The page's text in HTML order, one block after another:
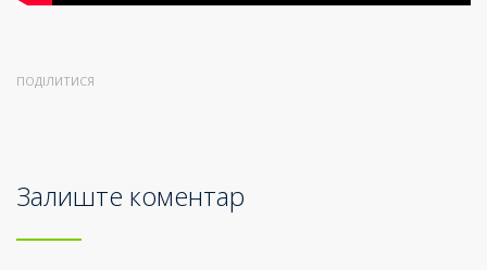
ПОДІЛИТИСЯ
Залиште коментар